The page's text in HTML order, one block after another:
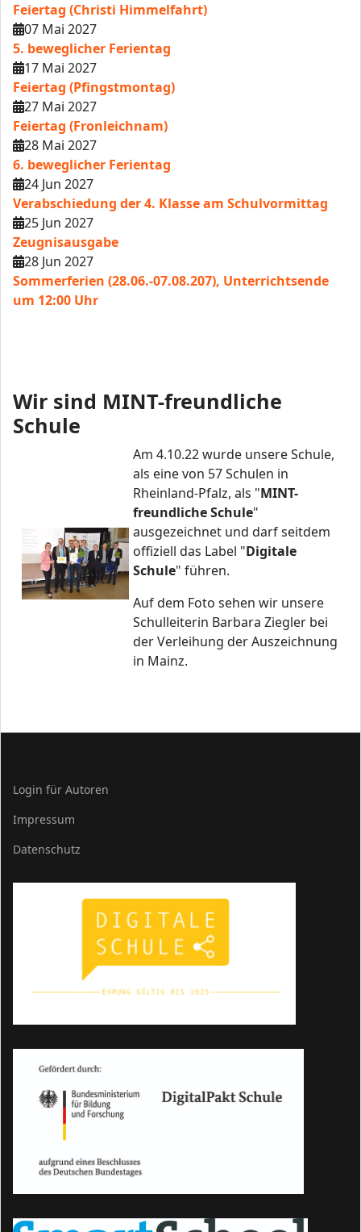
Feiertag (Christi Himmelfahrt)
07 Mai 2027
5. beweglicher Ferientag
17 Mai 2027
Feiertag (Pfingstmontag)
27 Mai 2027
Feiertag (Fronleichnam)
28 Mai 2027
6. beweglicher Ferientag
24 Jun 2027
Verabschiedung der 4. Klasse am Schulvormittag
25 Jun 2027
Zeugnisausgabe
28 Jun 2027
Sommerferien (28.06.-07.08.207), Unterrichtsende
um 12:00 Uhr
Wir sind MINT-freundliche
Schule
Am 4.10.22 wurde unsere Schule,
als eine von 57 Schulen in
Rheinland-Pfalz, als "MINT-
freundliche Schule"
ausgezeichnet und darf seitdem
offiziell das Label "Digitale
Schule" führen.
Auf dem Foto sehen wir unsere
Schulleiterin Barbara Ziegler bei
der Verleihung der Auszeichnung
in Mainz.
Login für Autoren
Impressum
Datenschutz